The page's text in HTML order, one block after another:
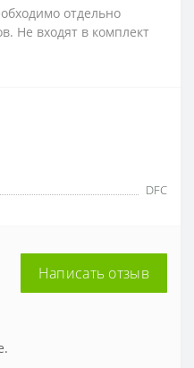
отдельно
Не входят в комплект
DFC
Написать отзыв